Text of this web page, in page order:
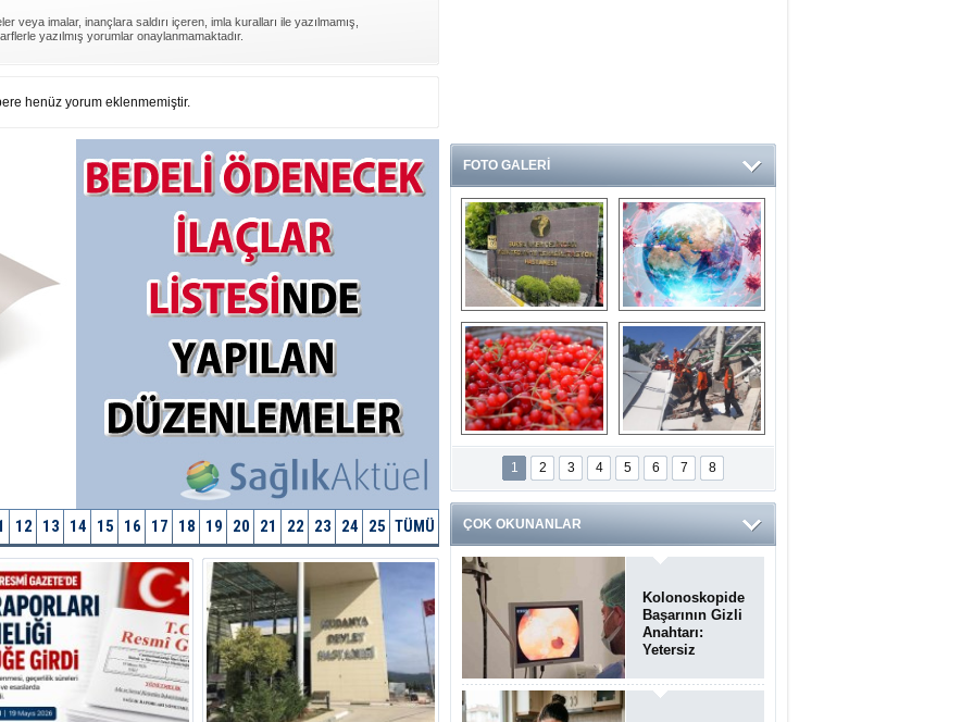
veya imalar, inançlara saldırı içeren, imla kuralları ile yazılmamış,
yazılmış yorumlar onaylanmamaktadır.
henüz yorum eklenmemiştir.
12 13 14 15 16 17 18 19 20 21 22 23 24 25 TÜMÜ
FOTO GALERİ
Ve burası da bir
devlet hastanesi
14 soruda
Koronavirüs
hakkında kendinizi
test edin...
Gilaburu meyvesi
kanserden koruyor
Endonezya’daki
deprem: Ölü sayısı
bin 203'e yükseldi
1 2 3 4 5 6 7 8
ÇOK OKUNANLAR
Kolonoskopide
Başarının Gizli
Anahtarı:
Yetersiz
Temizliği
Poliplerin